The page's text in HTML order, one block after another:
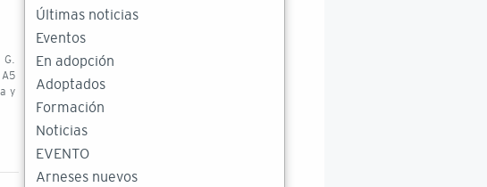
y
Últimas noticias
Eventos
En adopción
Adoptados
Formación
Noticias
EVENTO
Arneses nuevos